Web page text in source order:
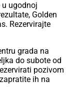
ugodnoj
Golden
Rezervirajte
grada na
do subote od
pozivom
ih na